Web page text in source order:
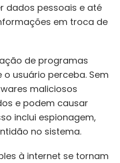
dados pessoais e até
em troca de
de programas
usuário perceba. Sem
maliciosos
e podem causar
inclui espionagem,
no sistema.
à internet se tornam